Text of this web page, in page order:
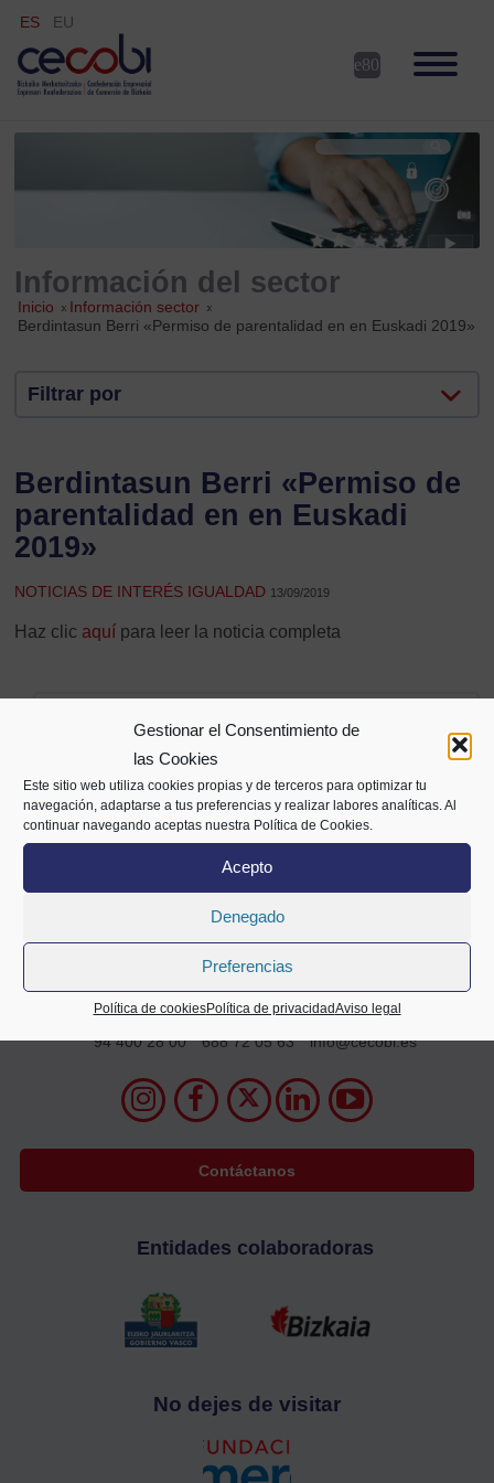
Gestionar el Consentimiento de
las Cookies
Este sitio web utiliza cookies propias y de terceros para optimizar tu
navegación, adaptarse a tus preferencias y realizar labores analíticas. Al
continuar navegando aceptas nuestra Política de Cookies.
Acepto
Denegado
Preferencias
Política de cookiesPolítica de privacidadAviso legal
ES EU
Información del sector
Inicio » Información sector »
Berdintasun Berri «Permiso de parentalidad en en Euskadi 2019»
Filtrar por
Berdintasun Berri «Permiso de
parentalidad en en Euskadi
2019»
NOTICIAS DE INTERÉS IGUALDAD 13/09/2019
Haz clic aquí para leer la noticia completa
2º planta
48009 Bilbao
94 400 28 00
688 72 05 63 info@cecobi.es
Contáctanos
Entidades colaboradoras
No dejes de visitar